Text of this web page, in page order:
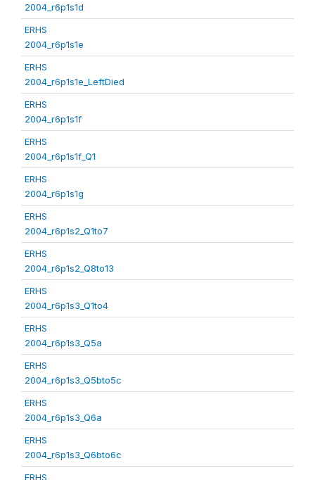
2004_r6p1s1d
ERHS
2004_r6p1s1e
ERHS
2004_r6p1s1e_LeftDied
ERHS
2004_r6p1s1f
ERHS
2004_r6p1s1f_Q1
ERHS
2004_r6p1s1g
ERHS
2004_r6p1s2_Q1to7
ERHS
2004_r6p1s2_Q8to13
ERHS
2004_r6p1s3_Q1to4
ERHS
2004_r6p1s3_Q5a
ERHS
2004_r6p1s3_Q5bto5c
ERHS
2004_r6p1s3_Q6a
ERHS
2004_r6p1s3_Q6bto6c
ERHS